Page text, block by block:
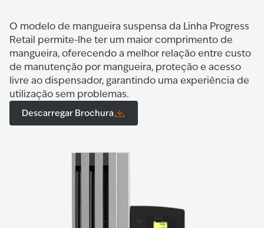
O modelo de mangueira suspensa da Linha Progress
Retail permite-lhe ter um maior comprimento de
mangueira, oferecendo a melhor relação entre custo
de manutenção por mangueira, proteção e acesso
livre ao dispensador, garantindo uma experiência de
utilização sem problemas.
Descarregar Brochura